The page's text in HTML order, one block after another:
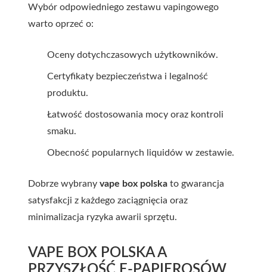
Wybór odpowiedniego zestawu vapingowego
warto oprzeć o:
Oceny dotychczasowych użytkowników.
Certyfikaty bezpieczeństwa i legalność
produktu.
Łatwość dostosowania mocy oraz kontroli
smaku.
Obecność popularnych liquidów w zestawie.
Dobrze wybrany vape box polska to gwarancja
satysfakcji z każdego zaciągnięcia oraz
minimalizacja ryzyka awarii sprzętu.
VAPE BOX POLSKA A